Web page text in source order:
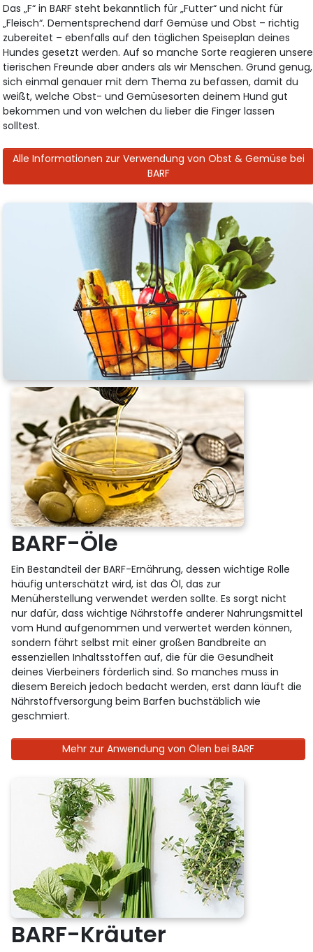
Das „F“ in BARF steht bekanntlich für „Futter“ und nicht für
„Fleisch“. Dementsprechend darf Gemüse und Obst – richtig
zubereitet – ebenfalls auf den täglichen Speiseplan deines
Hundes gesetzt werden. Auf so manche Sorte reagieren unsere
tierischen Freunde aber anders als wir Menschen. Grund genug,
sich einmal genauer mit dem Thema zu befassen, damit du
weißt, welche Obst- und Gemüsesorten deinem Hund gut
bekommen und von welchen du lieber die Finger lassen
solltest.
Alle Informationen zur Verwendung von Obst & Gemüse bei
BARF
BARF-Öle
Ein Bestandteil der BARF-Ernährung, dessen wichtige Rolle
häufig unterschätzt wird, ist das Öl, das zur
Menüherstellung verwendet werden sollte. Es sorgt nicht
nur dafür, dass wichtige Nährstoffe anderer Nahrungsmittel
vom Hund aufgenommen und verwertet werden können,
sondern fährt selbst mit einer großen Bandbreite an
essenziellen Inhaltsstoffen auf, die für die Gesundheit
deines Vierbeiners förderlich sind. So manches muss in
diesem Bereich jedoch bedacht werden, erst dann läuft die
Nährstoffversorgung beim Barfen buchstäblich wie
geschmiert.
Mehr zur Anwendung von Ölen bei BARF
BARF-Kräuter